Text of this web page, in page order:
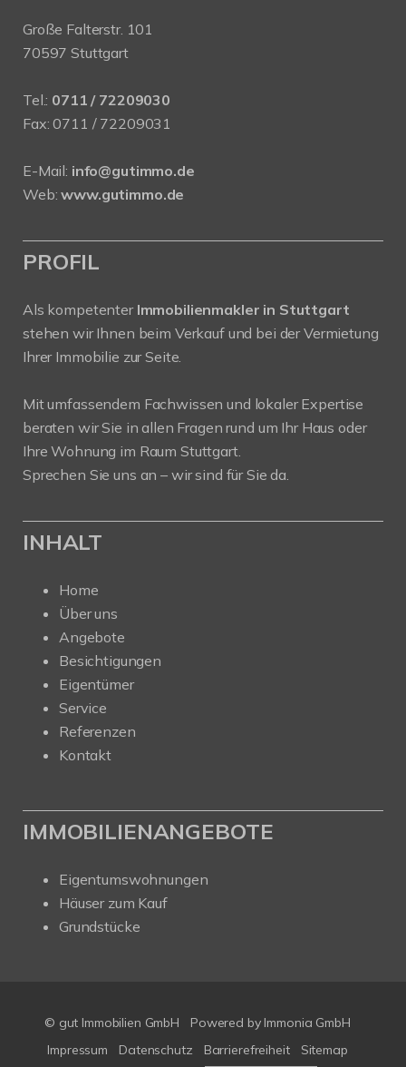
Große Falterstr. 101
70597 Stuttgart
Tel.: 0711 / 72209030
Fax: 0711 / 72209031
E-Mail: info@gutimmo.de
Web:www.gutimmo.de
PROFIL
Als kompetenter Immobilienmakler in Stuttgart
stehen wir Ihnen beim Verkauf und bei der Vermietung
Ihrer Immobilie zur Seite.
Mit umfassendem Fachwissen und lokaler Expertise
beraten wir Sie in allen Fragen rund um Ihr Haus oder
Ihre Wohnung im Raum Stuttgart.
Sprechen Sie uns an – wir sind für Sie da.
INHALT
Home
Über uns
Angebote
Besichtigungen
Eigentümer
Service
Referenzen
Kontakt
IMMOBILIENANGEBOTE
Eigentumswohnungen
Häuser zum Kauf
Grundstücke
© gut Immobilien GmbH Powered by Immonia GmbH
Impressum
Datenschutz Barrierefreiheit
Sitemap